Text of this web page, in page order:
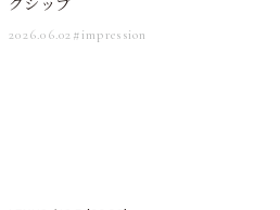
2026.06.02#impression